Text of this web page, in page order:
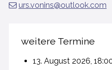
urs.vonins@outlook.com
weitere Termine
13. August 2026,